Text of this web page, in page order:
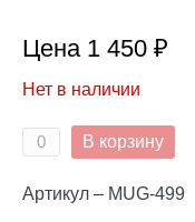
Цена 1 450 ₽
Нет в наличии
В корзину
Артикул – MUG-499